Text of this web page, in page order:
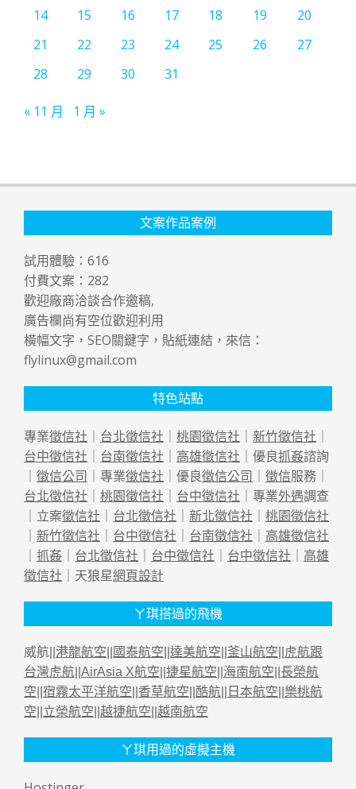
14
15 16 17 18 19
20
21
22 23 24 25 26
27
28
29 30 31
« 11 月 1 月 »
文案作品案例
試用體驗： 616
付費文案： 282
歡迎廠商洽談合作邀稿,
廣告欄尚有空位歡迎利用
橫幅文字，SEO關鍵字，貼紙連結，來信：
flylinux@gmail.com
特色站點
專業徵信社 台北徵信社 桃園徵信社 新竹徵信社
台中徵信社
台南徵信社 高雄徵信社 ｜優良抓姦諮詢
徵信公司 ｜專業徵信社 ｜優良徵信公司 徵信服務｜
台北徵信社
桃園徵信社 台中徵信社 ｜專業外遇調查
｜立案徵信社 台北徵信社 新北徵信社
桃園徵信社
新竹徵信社 台中徵信社 台南徵信社
高雄徵信社
抓姦 台北徵信社 台中徵信社 台中徵信社
高雄
徵信社 ｜天狼星網頁設計
ㄚ琪搭過的飛機
威航|| 港龍航空 國泰航空 達美航空 釜山航空
虎航跟
台灣虎航 AirAsia X航空 捷星航空 海南航空 長榮航
空 宿霧太平洋航空 香草航空 酷航 日本航空 樂桃航
空 立榮航空 越捷航空 越南航空
ㄚ琪用過的虛擬主機